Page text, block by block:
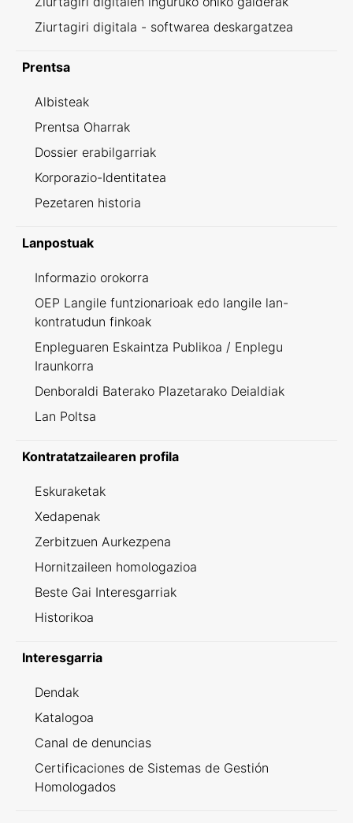
Ziurtagiri digitala - softwarea deskargatzea
Prentsa
Albisteak
Prentsa Oharrak
Dossier erabilgarriak
Korporazio-Identitatea
Pezetaren historia
Lanpostuak
Informazio orokorra
OEP Langile funtzionarioak edo langile lan-
kontratudun finkoak
Enpleguaren Eskaintza Publikoa / Enplegu
Iraunkorra
Denboraldi Baterako Plazetarako Deialdiak
Lan Poltsa
Kontratatzailearen profila
Eskuraketak
Xedapenak
Zerbitzuen Aurkezpena
Hornitzaileen homologazioa
Beste Gai Interesgarriak
Historikoa
Interesgarria
Dendak
Katalogoa
Canal de denuncias
Certificaciones de Sistemas de Gestión
Homologados